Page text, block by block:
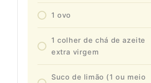
1 ovo
1 colher de chá de azeite
extra virgem
Suco de limão (1 ou meio